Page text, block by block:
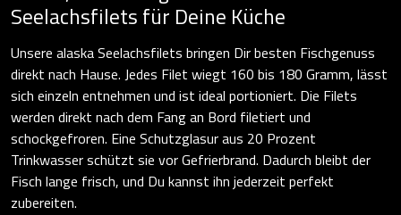
Seelachsfilets für Deine Küche
Unsere alaska Seelachsfilets bringen Dir besten Fischgenuss
direkt nach Hause. Jedes Filet wiegt 160 bis 180 Gramm, lässt
sich einzeln entnehmen und ist ideal portioniert. Die Filets
werden direkt nach dem Fang an Bord filetiert und
schockgefroren. Eine Schutzglasur aus 20 Prozent
Trinkwasser schützt sie vor Gefrierbrand. Dadurch bleibt der
Fisch lange frisch, und Du kannst ihn jederzeit perfekt
zubereiten.